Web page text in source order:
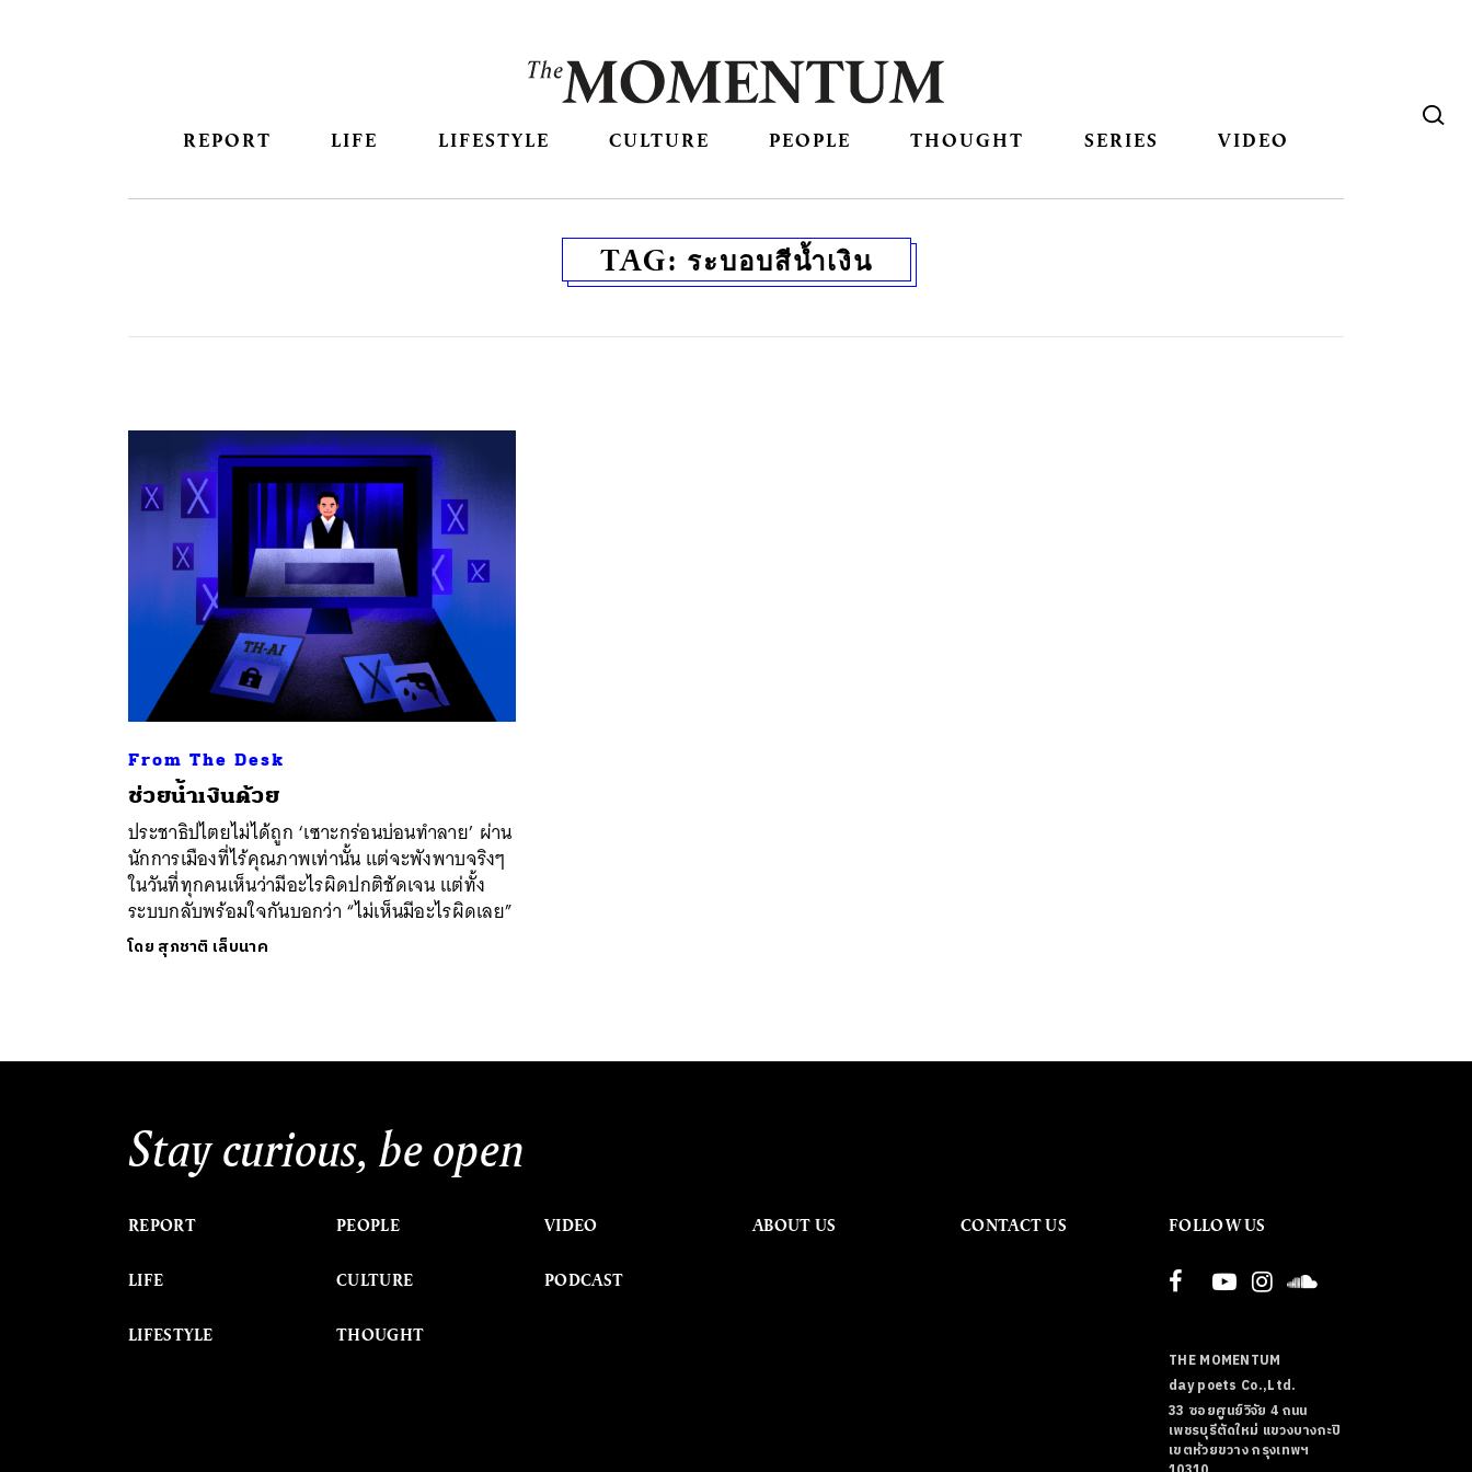
REPORT LIFE LIFESTYLE CULTURE PEOPLE THOUGHT SERIES VIDEO
TAG: ระบอบสีน้ำเงิน
From The Desk
ช่วยน้ำเงินด้วย
ประชาธิปไตยไม่ได้ถูก ‘เซาะกร่อนบ่อนทำลาย’ ผ่าน
นักการเมืองที่ไร้คุณภาพเท่านั้น แต่จะพังพาบจริงๆ
ในวันที่ทุกคนเห็นว่ามีอะไรผิดปกติชัดเจน แต่ทั้ง
ระบบกลับพร้อมใจกันบอกว่า “ไม่เห็นมีอะไรผิดเลย”
โดย สุภชาติ เล็บนาค
Stay curious, be open
REPORT
LIFE
LIFESTYLE
PEOPLE
CULTURE
THOUGHT
VIDEO
PODCAST
ABOUT US CONTACT US FOLLOW US
THE MOMENTUM
day poets Co.,Ltd.
33 ซอยศูนย์วิจัย 4 ถนน
เพชรบุรีตัดใหม่ แขวงบางกะปิ
เขตห้วยขวาง กรุงเทพฯ